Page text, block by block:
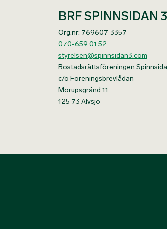
BRF SPINNSIDAN 3
Org.nr: 769607-3357
070-659 01 52
styrelsen@spinnsidan3.com
Bostadsrättsföreningen
c/o Föreningsbrevlådan
Morupsgränd 11,
125 73 Älvsjö